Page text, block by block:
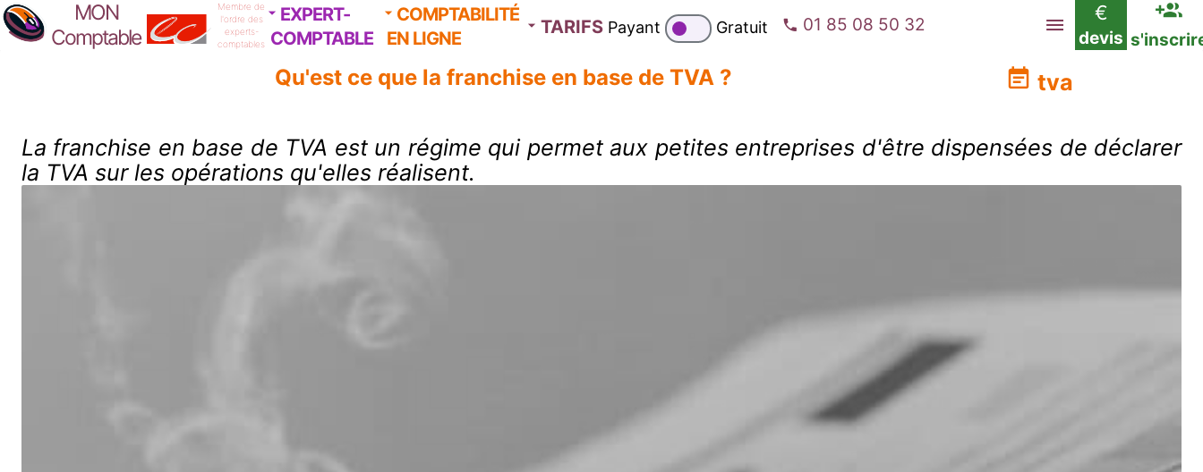
MON
Comptable
Membre de
l'ordre des
experts-
comptables
EXPERT-
COMPTABLE
COMPTABILITÉ
EN LIGNE
TARIFS Payant Gratuit 01 85 08 50 32
€
devis
Qu'est ce que la franchise en base de TVA ? tva
La franchise en base de TVA est un régime qui permet aux petites entreprises d'être dispensées de déclarer
la TVA sur les opérations qu'elles réalisent.